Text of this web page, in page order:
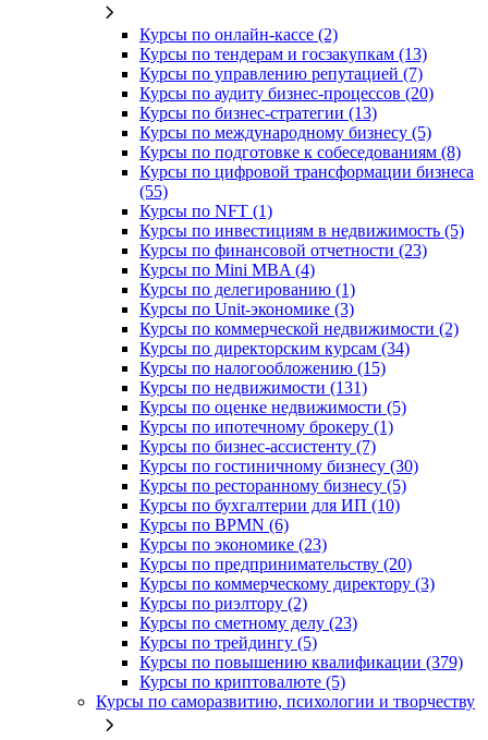
Курсы по онлайн-кассе (2)
Курсы по тендерам и госзакупкам (13)
Курсы по управлению репутацией (7)
Курсы по аудиту бизнес-процессов (20)
Курсы по бизнес-стратегии (13)
Курсы по международному бизнесу (5)
Курсы по подготовке к собеседованиям (8)
Курсы по цифровой трансформации бизнеса
(55)
Курсы по NFT (1)
Курсы по инвестициям в недвижимость (5)
Курсы по финансовой отчетности (23)
Курсы по Mini MBA (4)
Курсы по делегированию (1)
Курсы по Unit-экономике (3)
Курсы по коммерческой недвижимости (2)
Курсы по директорским курсам (34)
Курсы по налогообложению (15)
Курсы по недвижимости (131)
Курсы по оценке недвижимости (5)
Курсы по ипотечному брокеру (1)
Курсы по бизнес-ассистенту (7)
Курсы по гостиничному бизнесу (30)
Курсы по ресторанному бизнесу (5)
Курсы по бухгалтерии для ИП (10)
Курсы по BPMN (6)
Курсы по экономике (23)
Курсы по предпринимательству (20)
Курсы по коммерческому директору (3)
Курсы по риэлтору (2)
Курсы по сметному делу (23)
Курсы по трейдингу (5)
Курсы по повышению квалификации (379)
Курсы по криптовалюте (5)
Курсы по саморазвитию, психологии и творчеству